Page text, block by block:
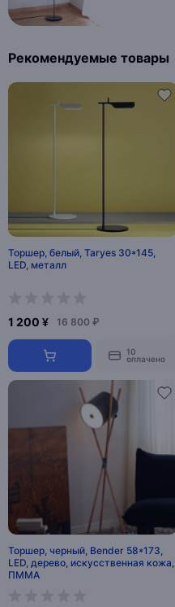
Рекомендуемые товары
Торшер, белый, Taryes 30*145,
LED, металл
1 200 ¥ 16 800 ₽
10
оплачено
Торшер, черный, Bender 58*173,
LED, дерево, искусственная кожа,
ПММА